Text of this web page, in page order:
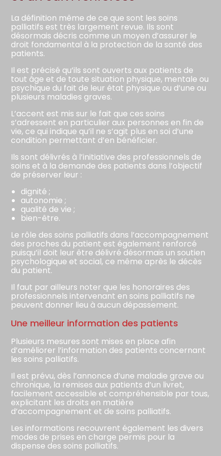
La définition même de ce que sont les soins
palliatifs est très largement revue. Ils sont
désormais décris comme un moyen d’assurer le
droit fondamental à la protection de la santé des
patients.
Il est précisé qu’ils sont ouverts aux patients de
tout âge et de toute situation physique, mentale ou
psychique du fait de leur état physique ou d’une ou
plusieurs maladies graves.
L’accent est mis sur le fait que ces soins
s’adressent en particulier aux personnes en fin de
vie, ce qui indique qu’il ne s’agit plus en soi d’une
condition permettant d’en bénéficier.
Ils sont délivrés à l’initiative des professionnels de
soins et à la demande des patients dans l’objectif
de préserver leur :
dignité ;
autonomie ;
qualité de vie ;
bien-être.
Le rôle des soins palliatifs dans l’accompagnement
des proches du patient est également renforcé
puisqu’il doit leur être délivré désormais un soutien
psychologique et social, ce même après le décès
du patient.
Il faut par ailleurs noter que les honoraires des
professionnels intervenant en soins palliatifs ne
peuvent donner lieu à aucun dépassement.
Une meilleur information des patients
Plusieurs mesures sont mises en place afin
d’améliorer l’information des patients concernant
les soins palliatifs.
Il est prévu, dès l’annonce d’une maladie grave ou
chronique, la remises aux patients d’un livret,
facilement accessible et compréhensible par tous,
explicitant les droits en matière
d’accompagnement et de soins palliatifs.
Les informations recouvrent également les divers
modes de prises en charge permis pour la
dispense des soins palliatifs.